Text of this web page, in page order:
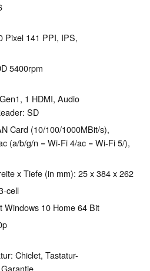
Pixel 141 PPI, IPS,
5400rpm
1 HDMI, Audio
SD
Card (10/100/1000MBit/s),
(a/b/g/n = Wi-Fi 4/ac = Wi-Fi 5/),
x Tiefe (in mm): 25 x 384 x 262
cell
Windows 10 Home 64 Bit
Chiclet, Tastatur-